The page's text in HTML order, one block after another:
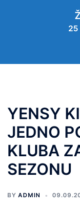
25
YENSY
JEDNO
KLUBA
SEZONU
BY ADMIN